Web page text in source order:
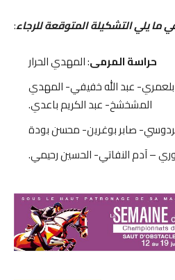
ما يلي التشكيلة المتوقعة للرجاء:
حراسة المرمى: المهدي الحرار
عبد الله خفيفي- المهدي
المشخشخ- عبد الكريم باعدي.
صابر بوغرين- محسن بودة
– آدم النفاتي- الحسين رحيمي.